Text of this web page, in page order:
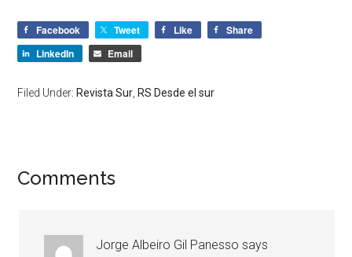
Facebook Tweet Like
Share
LinkedIn
Email
Filed Under: Revista Sur, RS Desde el sur
Comments
Jorge Albeiro Gil Panesso says